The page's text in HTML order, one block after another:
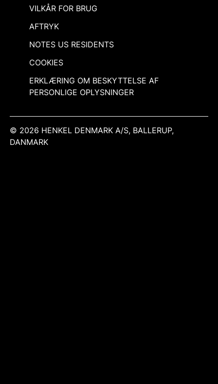
VILKÅR FOR BRUG
AFTRYK
NOTES US RESIDENTS
COOKIES
ERKLÆRING OM BESKYTTELSE AF
PERSONLIGE OPLYSNINGER
© 2026 HENKEL DENMARK A/S, BALLERUP,
DANMARK